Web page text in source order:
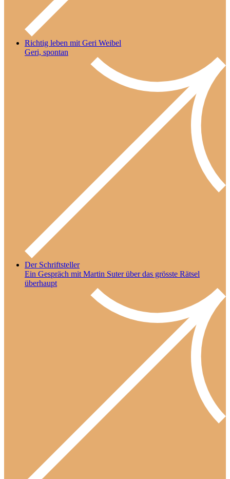
Richtig leben mit Geri Weibel
Geri, spontan
Der Schriftsteller
Ein Gespräch mit Martin Suter über das grösste Rätsel
überhaupt